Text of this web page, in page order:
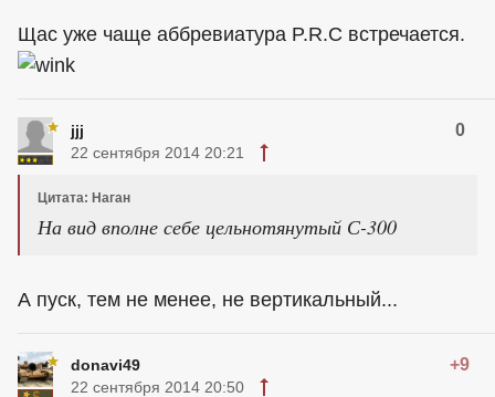
Щас уже чаще аббревиатура P.R.C встречается.
jjj 0
22 сентября 2014 20:21
Цитата: Наган
На вид вполне себе цельнотянутый С-300
А пуск, тем не менее, не вертикальный...
donavi49 +9
22 сентября 2014 20:50